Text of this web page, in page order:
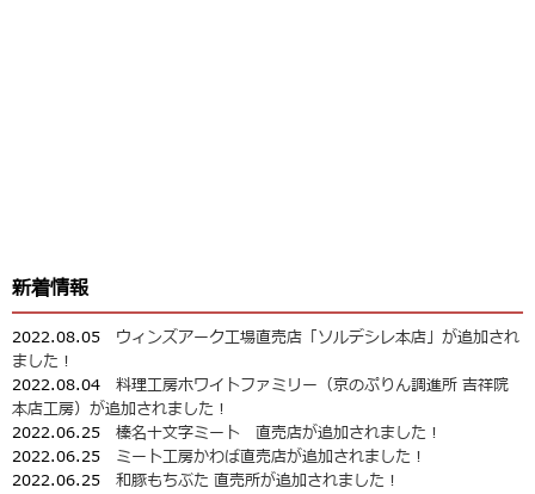
新着情報
2022.08.05 ウィンズアーク工場直売店「ソルデシレ本店」が追加され
ました！
2022.08.04 料理工房ホワイトファミリー（京のぷりん調進所 吉祥院
本店工房）が追加されました！
2022.06.25 榛名十文字ミート 直売店が追加されました！
2022.06.25 ミート工房かわば直売店が追加されました！
2022.06.25 和豚もちぶた 直売所が追加されました！